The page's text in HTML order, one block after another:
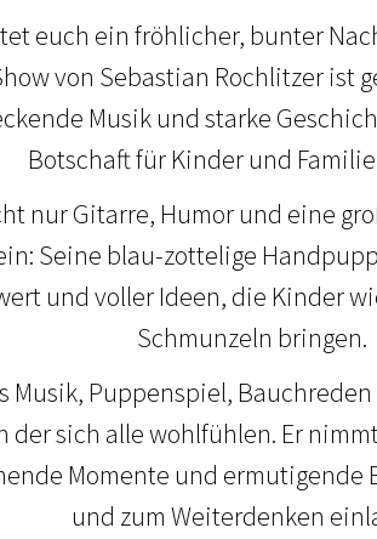
euch ein fröhlicher, bunter
von Sebastian Rochlitzer ist
Musik und starke
Botschaft für Kinder und
nur Gitarre, Humor und eine
Seine blau-zottelige
und voller Ideen, die Kinder
Schmunzeln bringen.
Musik, Puppenspiel,
der sich alle wohlfühlen. Er
Momente und ermutigende
und zum Weiterdenken